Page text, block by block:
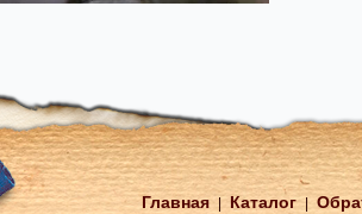
Главная Каталог